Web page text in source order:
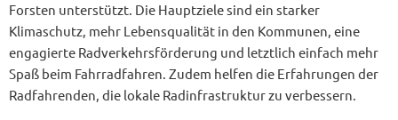
Forsten unterstützt. Die Hauptziele sind ein starker
Klimaschutz, mehr Lebensqualität in den Kommunen, eine
engagierte Radverkehrsförderung und letztlich einfach mehr
Spaß beim Fahrradfahren. Zudem helfen die Erfahrungen der
Radfahrenden, die lokale Radinfrastruktur zu verbessern.